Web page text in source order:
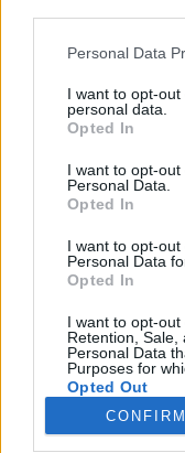
Personal Data
I want to opt-
personal data.
Opted In
I want to opt-
Personal Data.
Opted In
I want to opt-
Personal Data
Opted In
I want to opt-out
Retention, Sale,
Personal Data
Purposes for
Opted Out
CONFIRM
Spielaccount
unserem Forum!
Die schönsten
Bela486
Lebende
Lebende
6.000
Lebende
Beiträge:
6.000